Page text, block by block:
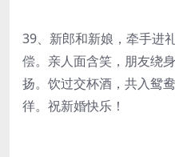
39、新郎和新娘，牵手进
偿。亲人面含笑，朋友绕
扬。饮过交杯酒，共入鸳
徉。祝新婚快乐！